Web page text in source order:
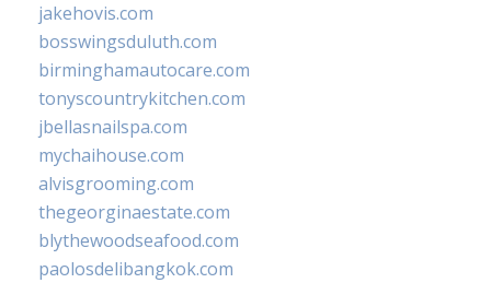
jakehovis.com
bosswingsduluth.com
birminghamautocare.com
tonyscountrykitchen.com
jbellasnailspa.com
mychaihouse.com
alvisgrooming.com
thegeorginaestate.com
blythewoodseafood.com
paolosdelibangkok.com